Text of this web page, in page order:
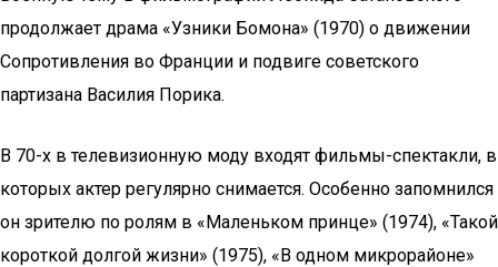
продолжает драма «Узники Бомона» (1970) о движении
Сопротивления во Франции и подвиге советского
партизана Василия Порика.
В 70-х в телевизионную моду входят фильмы-спектакли, в
которых актер регулярно снимается. Особенно запомнился
он зрителю по ролям в «Маленьком принце» (1974), «Такой
короткой долгой жизни» (1975), «В одном микрорайоне»